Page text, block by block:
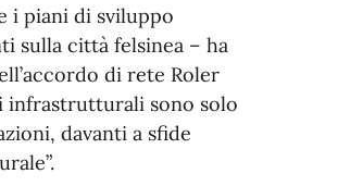
i piani di sviluppo
sulla città felsinea – ha
di rete Roler
infrastrutturali sono solo
davanti a sfide